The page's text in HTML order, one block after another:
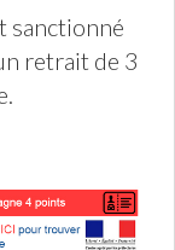
sanctionné
retrait de 3